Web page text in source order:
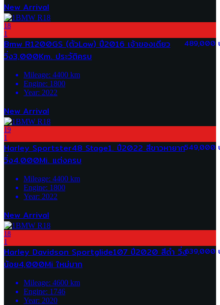
New Arrival
18
1
489,000
Bmw R1200GS (ตัวLow) ปี2016 เจ้าของเดียว
วิ่ง3,000Km. ประวัติครบ
Mileage: 4400 km
Engine: 1800
Year: 2022
New Arrival
19
1
549,000
Harley Sportster48 Stage1. ปี2022 สีขาวหายาก
วิ่ง4,000Mi. แต่งครบ
Mileage: 4400 km
Engine: 1800
Year: 2022
New Arrival
18
1
639,000
Harley Davidson Sportglide107 ปี2020 สีดำ วิ่ง
น้อย4,000Mi ใหม่มาก
Mileage: 4600 km
Engine: 1746
Year: 2020